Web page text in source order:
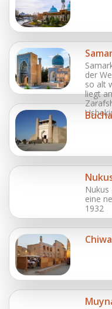
der
so alt
liegt
eine
1932
Chiwa